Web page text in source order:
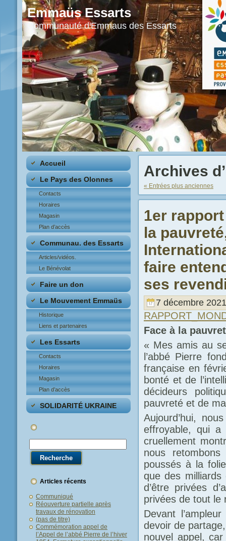
Emmaüs Essarts
Communauté d'Emmaus des Essarts
Accueil
Le Pays des Olonnes
Contacts
Horaires
Magasin
Plan d’accès
Communau. des Essarts
Articles/vidéos.
Le Bénévolat
Faire un don
Le Mouvement Emmaüs
Historique
Liens et partenaires
Les Essarts
Contacts
Horaires
Magasin
Plan d’accès
SOLIDARITÉ UKRAINE
Articles récents
Communiqué
Réouverture partielle après
travaux de rénovation
(pas de titre)
Commémoration appel de
l’Appel de l’abbé Pierre de l’hiver
Archives
« Entrées plus anciennes
1er
la
faire
ses
7 décembre
Face à la
« Mes amis au
l’abbé Pierre
française en
bonté et de
décideurs
pauvreté et de
Aujourd’hui,
effroyable, qui
cruellement
nous
poussés à la
que des milliards
d’être privées
privées de tout
Devant
devoir de
nouvel appel,